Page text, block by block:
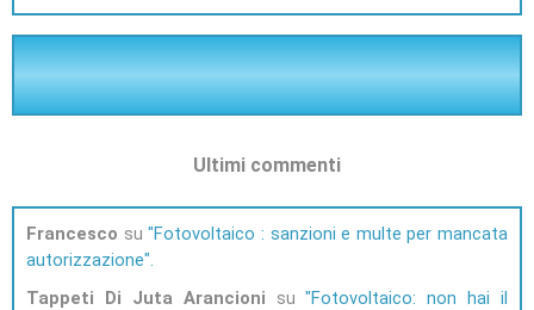
Ultimi commenti
Francesco su Fotovoltaico : sanzioni e multe per mancata
autorizzazione
Tappeti Di Juta Arancioni su Fotovoltaico: non hai il